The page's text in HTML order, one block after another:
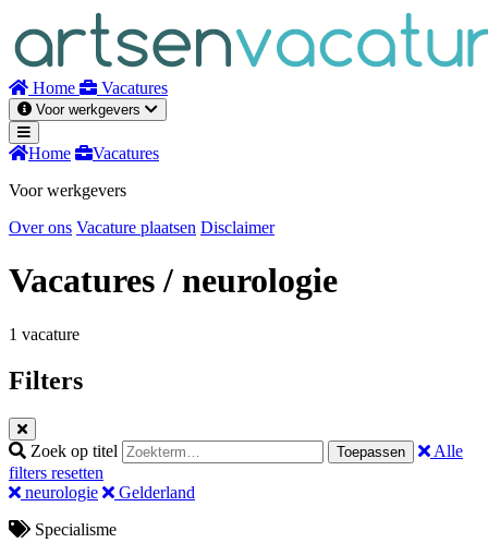
inhoud
Home Vacatures
Voor werkgevers
Home
Vacatures
Voor werkgevers
Over ons Vacature plaatsen Disclaimer
Vacatures/ neurologie
1 vacature
Filters
Zoek op titel Toepassen
Alle
filters resetten
neurologie
Gelderland
Specialisme